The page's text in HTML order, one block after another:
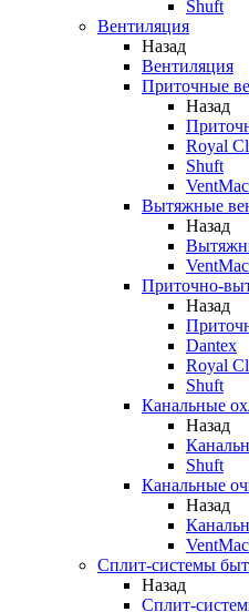
Shuft
Вентиляция
Назад
Вентиляция
Приточные
Назад
Royal
Shuft
Вытяжные
Назад
Приточно-
Назад
Dantex
Royal
Shuft
Канальные
Назад
Shuft
Канальные
Назад
Сплит-системы
Назад
Сплит-